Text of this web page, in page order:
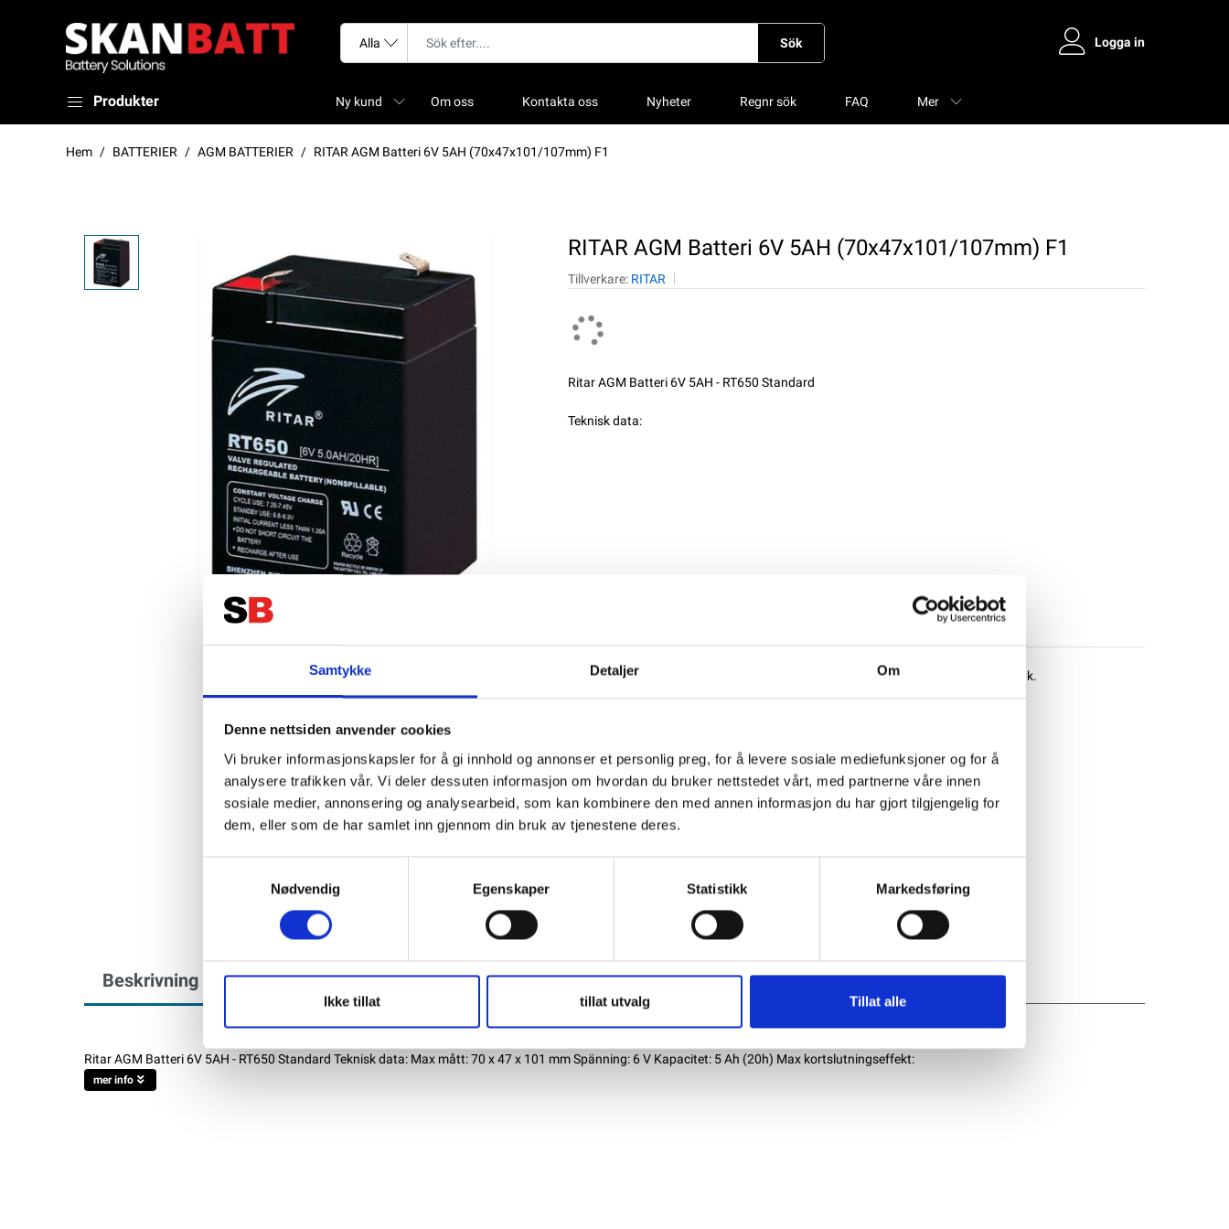
Samtykke Detaljer Om
Denne nettsiden anvender cookies
Vi bruker informasjonskapsler for å gi innhold og annonser et personlig preg, for å levere sosiale mediefunksjoner og for å
analysere trafikken vår. Vi deler dessuten informasjon om hvordan du bruker nettstedet vårt, med partnerne våre innen
sosiale medier, annonsering og analysearbeid, som kan kombinere den med annen informasjon du har gjort tilgjengelig for
dem, eller som de har samlet inn gjennom din bruk av tjenestene deres.
Nødvendig
Egenskaper Statistikk Markedsføring
Ikke tillat tillat utvalg Tillat alle
Sök Logga in
Produkter Ny kund Om oss Kontakta oss Nyheter Regnr sök FAQ Mer
Hem BATTERIER AGM BATTERIER RITAR AGM Batteri 6V 5AH (70x47x101/107mm) F1
RITAR AGM Batteri 6V 5AH (70x47x101/107mm) F1
Tillverkare: RITAR
Ritar AGM Batteri 6V 5AH - RT650 Standard
Teknisk data:
NB: Alla batterier bör laddas till 100% med en lämplig laddare innan de tas i bruk.
Produktnummer: 60075
Dela den här produkten
Beskrivning Specifikation
Ritar AGM Batteri 6V 5AH - RT650 Standard Teknisk data: Max mått: 70 x 47 x 101 mm Spänning: 6 V Kapacitet: 5 Ah (20h) Max kortslutningseffekt:
mer info